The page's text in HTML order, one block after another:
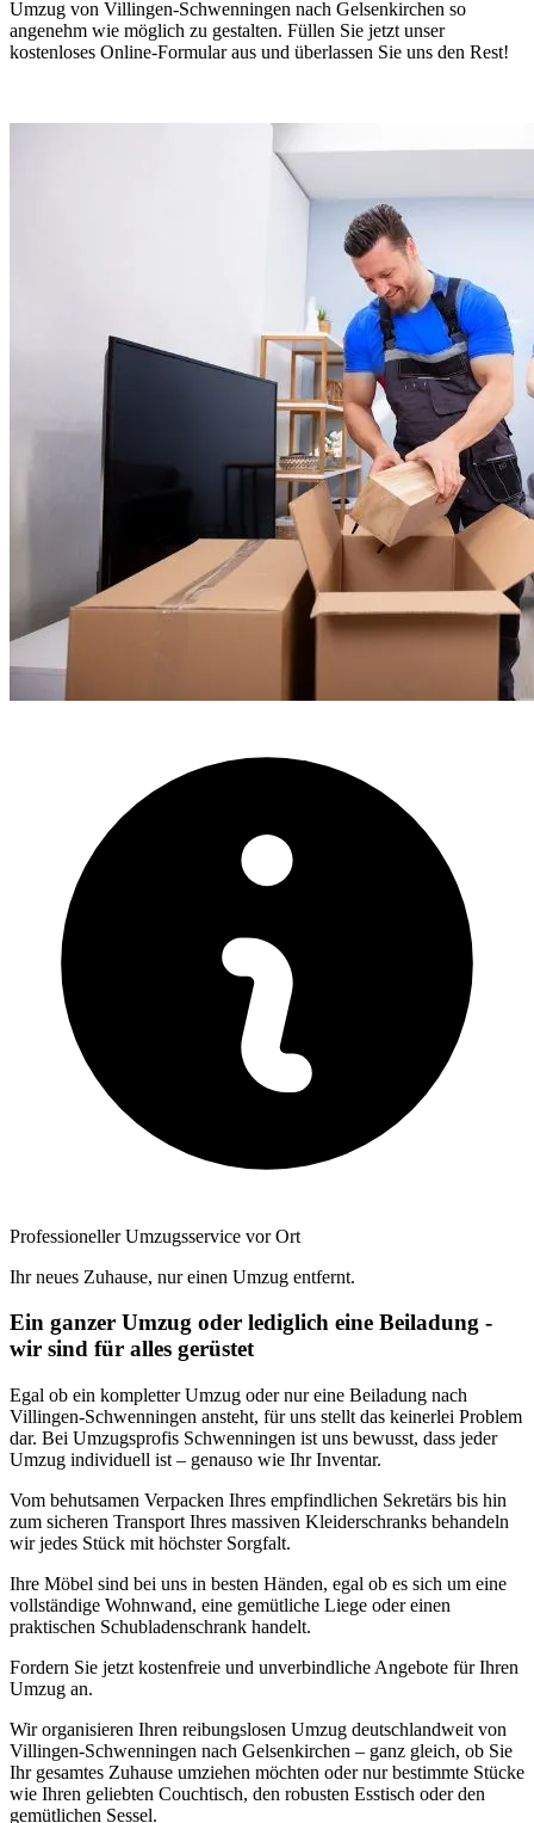
Umzug von Villingen-Schwenningen nach Gelsenkirchen so
angenehm wie möglich zu gestalten. Füllen Sie jetzt unser
kostenloses Online-Formular aus und überlassen Sie uns den Rest!
Professioneller Umzugsservice vor Ort
Ihr neues Zuhause, nur einen Umzug entfernt.
Ein ganzer Umzug oder lediglich eine Beiladung -
wir sind für alles gerüstet
Egal ob ein kompletter Umzug oder nur eine Beiladung nach
Villingen-Schwenningen ansteht, für uns stellt das keinerlei Problem
dar. Bei Umzugsprofis Schwenningen ist uns bewusst, dass jeder
Umzug individuell ist – genauso wie Ihr Inventar.
Vom behutsamen Verpacken Ihres empfindlichen Sekretärs bis hin
zum sicheren Transport Ihres massiven Kleiderschranks behandeln
wir jedes Stück mit höchster Sorgfalt.
Ihre Möbel sind bei uns in besten Händen, egal ob es sich um eine
vollständige Wohnwand, eine gemütliche Liege oder einen
praktischen Schubladenschrank handelt.
Fordern Sie jetzt kostenfreie und unverbindliche Angebote für Ihren
Umzug an.
Wir organisieren Ihren reibungslosen Umzug deutschlandweit von
Villingen-Schwenningen nach Gelsenkirchen – ganz gleich, ob Sie
Ihr gesamtes Zuhause umziehen möchten oder nur bestimmte Stücke
wie Ihren geliebten Couchtisch, den robusten Esstisch oder den
gemütlichen Sessel.